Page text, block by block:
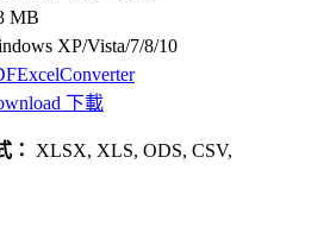
MB
XP/Vista/7/8/10
下載
：
XLSX, XLS, ODS, CSV,